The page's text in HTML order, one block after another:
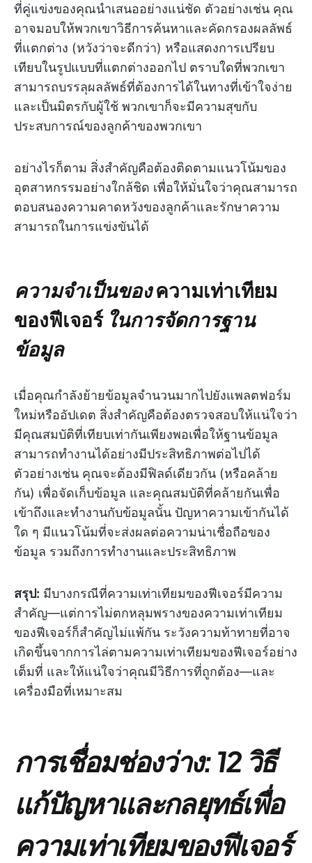
ที่คู่แข่งของคุณนำเสนออย่างแน่ชัด ตัวอย่างเช่น คุณ
อาจมอบให้พวกเขาวิธีการค้นหาและคัดกรองผลลัพธ์
ที่แตกต่าง (หวังว่าจะดีกว่า) หรือแสดงการเปรียบ
เทียบในรูปแบบที่แตกต่างออกไป ตราบใดที่พวกเขา
สามารถบรรลุผลลัพธ์ที่ต้องการได้ในทางที่เข้าใจง่าย
และเป็นมิตรกับผู้ใช้ พวกเขาก็จะมีความสุขกับ
ประสบการณ์ของลูกค้าของพวกเขา
อย่างไรก็ตาม สิ่งสำคัญคือต้องติดตามแนวโน้มของ
อุตสาหกรรมอย่างใกล้ชิด เพื่อให้มั่นใจว่าคุณสามารถ
ตอบสนองความคาดหวังของลูกค้าและรักษาความ
สามารถในการแข่งขันได้
ความจำเป็นของความเท่าเทียม
ของฟีเจอร์ในการจัดการฐาน
ข้อมูล
เมื่อคุณกำลังย้ายข้อมูลจำนวนมากไปยังแพลตฟอร์ม
ใหม่หรืออัปเดต สิ่งสำคัญคือต้องตรวจสอบให้แน่ใจว่า
มีคุณสมบัติที่เทียบเท่ากันเพียงพอเพื่อให้ฐานข้อมูล
สามารถทำงานได้อย่างมีประสิทธิภาพต่อไปได้
ตัวอย่างเช่น คุณจะต้องมีฟิลด์เดียวกัน (หรือคล้าย
กัน) เพื่อจัดเก็บข้อมูล และคุณสมบัติที่คล้ายกันเพื่อ
เข้าถึงและทำงานกับข้อมูลนั้น ปัญหาความเข้ากันได้
ใด ๆ มีแนวโน้มที่จะส่งผลต่อความน่าเชื่อถือของ
ข้อมูล รวมถึงการทำงานและประสิทธิภาพ
สรุป: มีบางกรณีที่ความเท่าเทียมของฟีเจอร์มีความ
สำคัญ—แต่การไม่ตกหลุมพรางของความเท่าเทียม
ของฟีเจอร์ก็สำคัญไม่แพ้กัน ระวังความท้าทายที่อาจ
เกิดขึ้นจากการไล่ตามความเท่าเทียมของฟีเจอร์อย่าง
เต็มที่ และให้แน่ใจว่าคุณมีวิธีการที่ถูกต้อง—และ
เครื่องมือที่เหมาะสม
การเชื่อมช่องว่าง: 12 วิธี
แก้ปัญหาและกลยุทธ์เพื่อ
ความเท่าเทียมของฟีเจอร์